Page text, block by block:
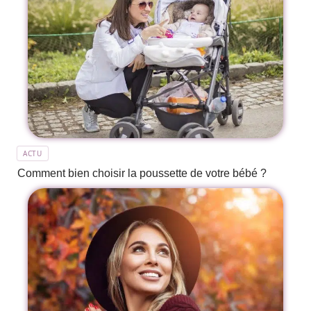
ACTU
Comment bien choisir la poussette de votre bébé ?